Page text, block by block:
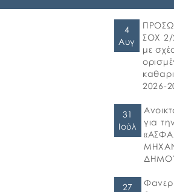
4
Αυγ
ΣΟΧ 2/
με
2026-
31
Ιούλ
για
27